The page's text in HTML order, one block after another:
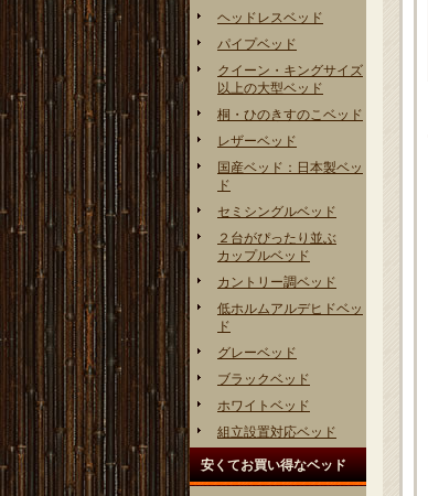
ヘッドレスベッド
パイプベッド
クイーン・キングサイズ
以上の大型ベッド
桐・ひのきすのこベッド
レザーベッド
国産ベッド：日本製ベッ
ド
セミシングルベッド
２台がぴったり並ぶ
カップルベッド
カントリー調ベッド
低ホルムアルデヒドベッ
ド
グレーベッド
ブラックベッド
ホワイトベッド
組立設置対応ベッド
安くてお買い得なベッド